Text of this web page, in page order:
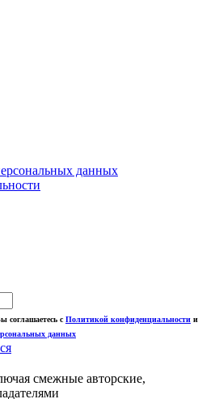
данных
соглашаетесь с Политикой конфиденциальности и
данных
смежные авторские,